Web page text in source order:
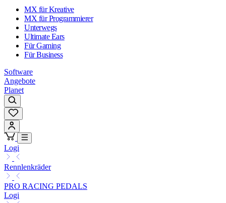
MX für Kreative
MX für Programmierer
Unterwegs
Ultimate Ears
Für Gaming
Für Business
Software
Angebote
Planet
Logi
Rennlenkräder
PRO RACING PEDALS
Logi